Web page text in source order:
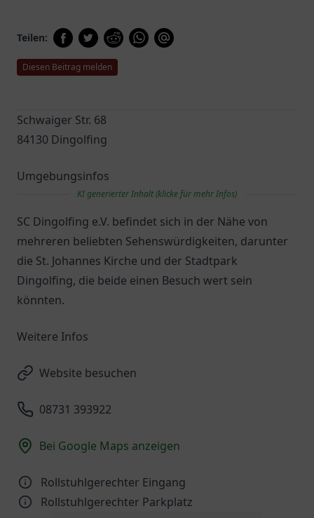
Teilen:
Diesen Beitrag melden
Schwaiger Str. 68
84130 Dingolfing
Umgebungsinfos
KI generierter Inhalt (klicke für mehr Infos)
SC Dingolfing e.V. befindet sich in der Nähe von
mehreren beliebten Sehenswürdigkeiten, darunter
die St. Johannes Kirche und der Stadtpark
Dingolfing, die beide einen Besuch wert sein
könnten.
Weitere Infos
Website besuchen
08731 393922
Bei Google Maps anzeigen
Rollstuhlgerechter Eingang
Rollstuhlgerechter Parkplatz